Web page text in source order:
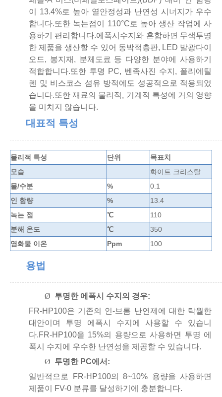
이 13.4%로 높아 열안정성과 난연성 시너지가 우수
합니다.또한 녹는점이 110°C로 높아 생산 작업에 사
용하기 편리합니다.에폭시수지와 혼합하면 무색투명
한 제품을 생산할 수 있어 동박적층판, LED 발광다이
오드, 봉지재, 분체도료 등 다양한 분야에 사용하기
적합합니다.또한 투명 PC, 벤족사진 수지, 폴리에틸
렌 및 비스코스 섬유 방적에도 성공적으로 적용되었
습니다.또한 재료의 물리적, 기계적 특성에 거의 영향
을 미치지 않습니다.
대표적 특성
물리적 특성 단위
목표치
모습
화이트 크리스탈
물/수분
%
0.1
인 함량
%
13.4
녹는 점
℃
110
분해 온도
℃
350
염화물 이온
Ppm 100
용법
Ø 투명한 에폭시 수지의 경우:
FR-HP100은 기존의 인-브롬 난연제에 대한 탁월한
대안이며 투명 에폭시 수지에 사용할 수 있습니
다.FR-HP100을 15%의 용량으로 사용하면 투명 에
폭시 수지에 우수한 난연성을 제공할 수 있습니다.
Ø 투명한 PC에서:
일반적으로 FR-HP100의 8~10% 용량을 사용하면
제품이 FV-0 분류를 달성하기에 충분합니다.